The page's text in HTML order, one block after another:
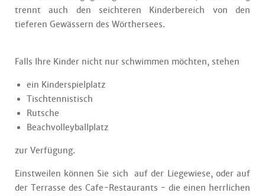
trennt auch den seichteren Kinderbereich von den
tieferen Gewässern des Wörthersees.
Falls Ihre Kinder nicht nur schwimmen möchten, stehen
ein Kinderspielplatz
Tischtennistisch
Rutsche
Beachvolleyballplatz
zur Verfügung.
Einstweilen können Sie sich auf der Liegewiese, oder auf
der Terrasse des Cafe-Restaurants - die einen herrlichen